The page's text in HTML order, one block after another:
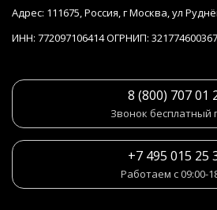
Адрес: 111675, Россия, г Москва, ул
ИНН: 772097106414 ОГРНИП:
8 (800) 707 01
Звонок бесплатный
+7 495 015 25
Работаем с 09:00-